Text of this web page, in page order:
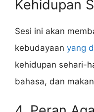
Kehidupan
Sesi ini akan
kebudayaan yang
kehidupan sehari-
bahasa, dan